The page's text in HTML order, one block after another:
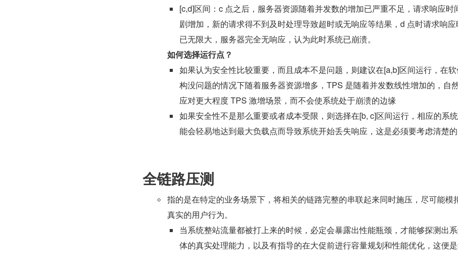
[c,d]区间：c 点之后，服务器资源随着并发数的增加已严重不足，请求响应时
剧增加，新的请求得不到及时处理导致超时或无响应等结果，d 点时请求响
已无限大，服务器完全无响应，认为此时系统已崩溃。
如何选择运行点？
如果认为安全性比较重要，而且成本不是问题，则建议在[a,b]区间运行，在
构没问题的情况下随着服务器资源增多，TPS 是随着并发数线性增加的，自
应对更大程度 TPS 激增场景，而不会使系统处于崩溃的边缘
如果安全性不是那么重要或者成本受限，则选择在[b, c]区间运行，相应的系
能会轻易地达到最大负载点而导致系统开始丢失响应，这是必须要考虑清楚的
全链路压测
指的是在特定的业务场景下，将相关的链路完整的串联起来同时施压，尽可能模
真实的用户行为。
当系统整站流量都被打上来的时候，必定会暴露出性能瓶颈，才能够探测出
体的真实处理能力，以及有指导的在大促前进行容量规划和性能优化，这便